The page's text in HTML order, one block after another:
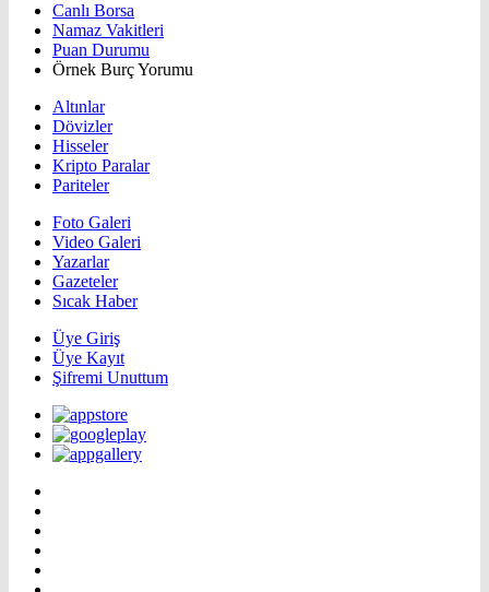
Canlı Borsa
Namaz Vakitleri
Puan Durumu
Örnek Burç Yorumu
Altınlar
Dövizler
Hisseler
Kripto Paralar
Pariteler
Foto Galeri
Video Galeri
Yazarlar
Gazeteler
Sıcak Haber
Üye Giriş
Üye Kayıt
Şifremi Unuttum